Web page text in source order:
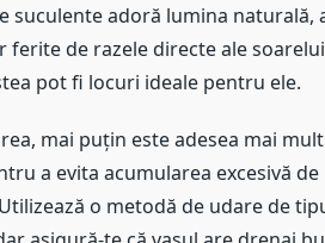
suculente adoră lumina naturală,
ferite de razele directe ale
pot fi locuri ideale pentru ele.
mai puțin este adesea mai
a evita acumularea excesivă
o metodă de udare de